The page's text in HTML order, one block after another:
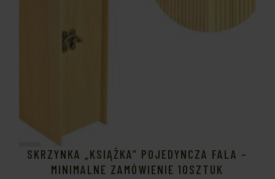
SKRZYNKA „KSIĄŻKA” POJEDYNCZA FALA –
MINIMALNE ZAMÓWIENIE 10SZTUK